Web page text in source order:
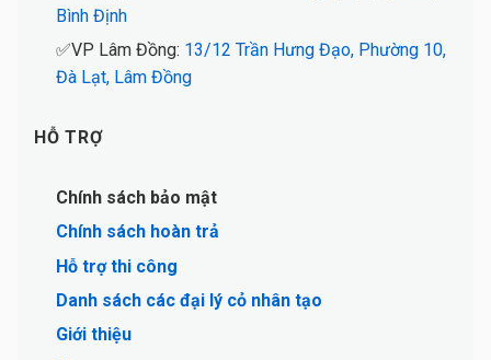
Bình Định
✅VP Lâm Đồng: 13/12 Trần Hưng Đạo, Phường 10,
Đà Lạt, Lâm Đồng
HỖ TRỢ
Chính sách bảo mật
Chính sách hoàn trả
Hỗ trợ thi công
Danh sách các đại lý cỏ nhân tạo
Giới thiệu